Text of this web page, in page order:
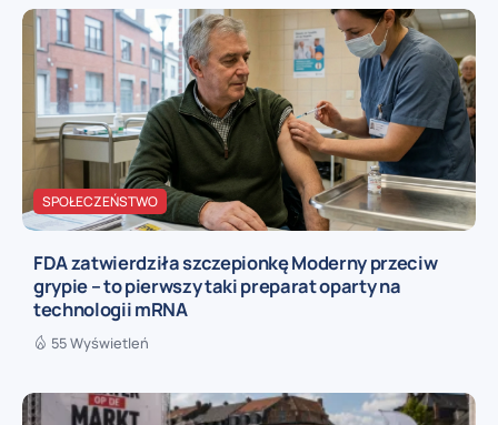
SPOŁECZEŃSTWO
FDA zatwierdziła szczepionkę Moderny przeciw
grypie – to pierwszy taki preparat oparty na
technologii mRNA
55 Wyświetleń